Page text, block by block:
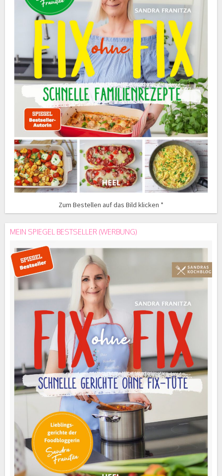
Zum Bestellen auf das Bild klicken *
MEIN SPIEGEL BESTSELLER (WERBUNG)